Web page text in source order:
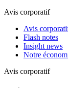
Avis corporatif
Avis
Flash notes
Insight news
Notre
Avis corporatif